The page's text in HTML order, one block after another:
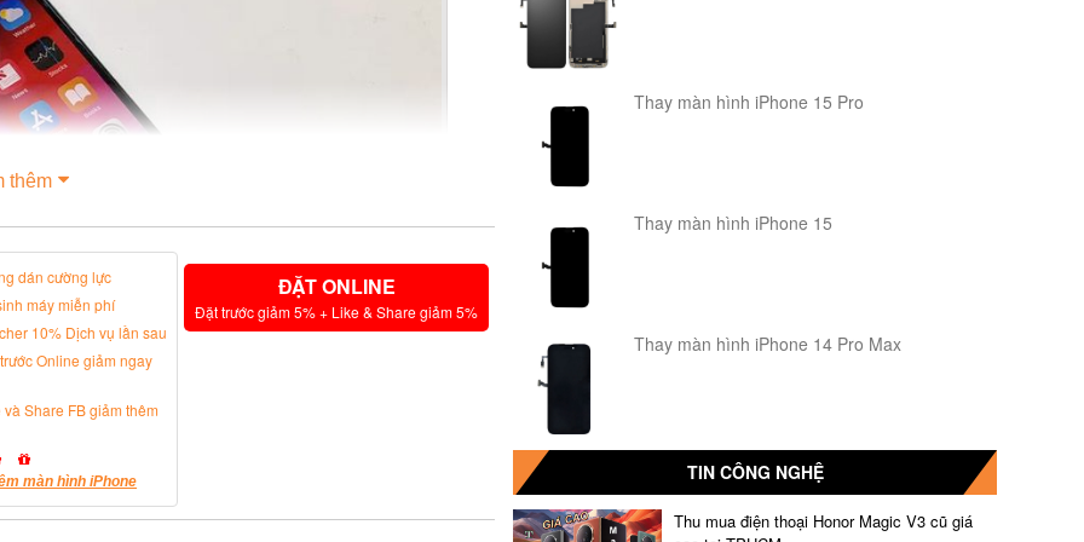
X, nhưng flash TrueTone đã được nâng cấp để
nâng cấp với tính năng điều chỉnh độ xóa phông sau
thêm
dán cường lực
máy miễn phí
10% Dịch vụ lần sau
Online giảm ngay
và Share FB giảm thêm
màn hình iPhone
ĐẶT ONLINE
Đặt trước giảm 5% + Like & Share giảm 5%
Thay màn hình iPhone 15 Pro
Thay màn hình iPhone 15
Thay màn hình iPhone 14 Pro Max
TIN CÔNG NGHỆ
Thu mua điện thoại Honor Magic V3 cũ giá